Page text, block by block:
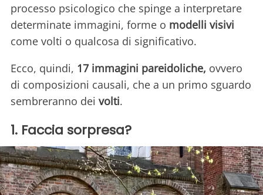
processo psicologico che spinge a interpretare
determinate immagini, forme o modelli visivi
come volti o qualcosa di significativo.
Ecco, quindi, 17 immagini pareidoliche, ovvero
di composizioni causali, che a un primo sguardo
sembreranno dei volti.
1. Faccia sorpresa?